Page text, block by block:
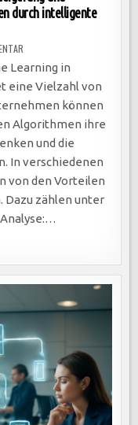
durch intelligente
ZU
MACHINE
LEARNING:
EFFIZIENZSTEIGERUNG
UND
PROZESSOPTIMIERUNG
FÜR
UNTERNEHMEN
DURCH
INTELLIGENTE
ALGORITHMEN.
Learning in
eine Vielzahl von
können
Algorithmen ihre
und die
In verschiedenen
von den Vorteilen
Dazu zählen unter